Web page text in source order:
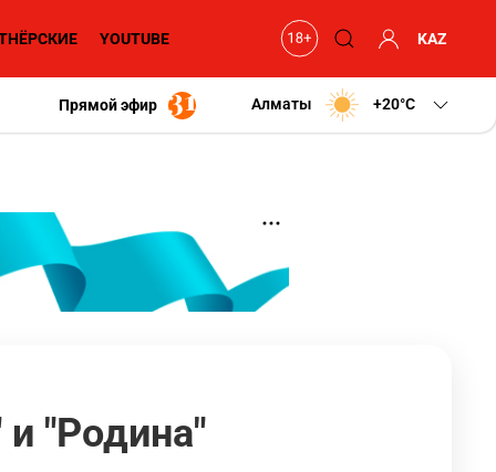
YOUTUBE KAZ
Прямой эфир Алматы +20 C
"Родина"